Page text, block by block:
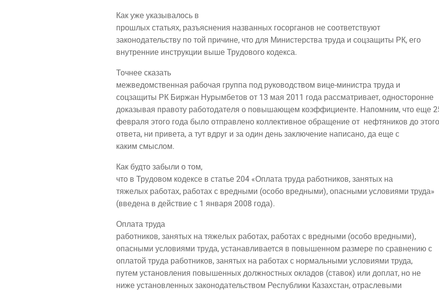
Как уже ука­зы­ва­лось в
про­шлых ста­тьях, разъ­яс­не­ния назван­ных госор­га­нов не соответствуют
зако­но­да­тель­ству по той при­чине, что для Мини­стер­ства тру­да и соц­за­щи­ты РК, его
внут­рен­ние инструк­ции выше Тру­до­во­го кодек­са.
Точ­нее сказать
меж­ве­дом­ствен­ная рабо­чая груп­па под руко­вод­ством вице-мини­стра тру­да и
соц­за­щи­ты РК Бир­жан Нурым­бе­тов от 13 мая 2011 года рас­смат­ри­ва­ет, односторонне
дока­зы­вая право­ту рабо­то­да­те­ля о повы­ша­ю­щем коэф­фи­ци­ен­те. Напом­ним, что еще
фев­ра­ля это­го года было отправ­ле­но кол­лек­тив­ное обра­ще­ние от неф­тя­ни­ков до
отве­та, ни при­ве­та, а тут вдруг и за один день заклю­че­ние напи­са­но, да еще с
каким смыслом.
Как буд­то забы­ли о том,
что в Тру­до­вом кодек­се в ста­тье 204 «Опла­та тру­да работ­ни­ков, заня­тых на
тяже­лых рабо­тах, рабо­тах с вред­ны­ми (осо­бо вред­ны­ми), опас­ны­ми усло­ви­я­ми труда»
(вве­де­на в дей­ствие с 1 янва­ря 2008 года).
Опла­та труда
работ­ни­ков, заня­тых на тяже­лых рабо­тах, рабо­тах с вред­ны­ми (осо­бо вредными),
опас­ны­ми усло­ви­я­ми тру­да, уста­нав­ли­ва­ет­ся в повы­шен­ном раз­ме­ре по срав­не­нию с
опла­той тру­да работ­ни­ков, заня­тых на рабо­тах с нор­маль­ны­ми усло­ви­я­ми труда,
путем уста­нов­ле­ния повы­шен­ных долж­ност­ных окла­дов (ста­вок) или доплат, но не
ниже уста­нов­лен­ных зако­но­да­тель­ством Рес­пуб­ли­ки Казах­стан, отраслевыми